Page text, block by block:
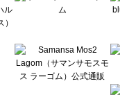
ズブルー）のアウター一覧
ー）のアウター一覧